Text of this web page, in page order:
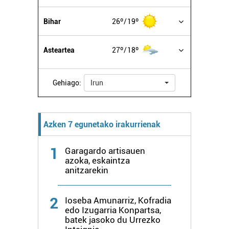
buruzko informazio gehiago eta ezarri zure lehentasunak
datuen atalean. Edozein unetan alda edo ken dezakezu
Webgune honek cookie propioak eta hirugarrenen cookie-
fitxategiak erabiltzen ditu. Zure esperientzia eta
zerbitzuak hobetzeko asmoz, cookie teknologiaz
baliatzen gara. Ohar hau onartuz gero, teknologia hori
Bihar 26º 19º
Asteartea 27º 18º
Gehiago: Irun
Azken 7 egunetako irakurrienak
1
Garagardo artisauen
azoka, eskaintza
anitzarekin
2
Ioseba Amunarriz, Kofradia
edo Izugarria Konpartsa,
batek jasoko du Urrezko